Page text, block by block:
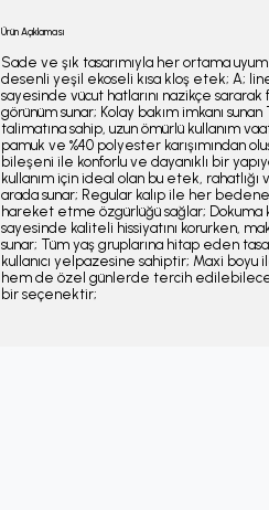
Ürün Açıklaması
Sade ve şık tasarımıyla her ortama
desenli yeşil ekoseli kısa kloş etek; A;
sayesinde vücut hatlarını nazikçe
görünüm sunar; Kolay bakım imkanı sunan
talimatına sahip, uzun ömürlü kullanım
pamuk ve %40 polyester karışımından
bileşeni ile konforlu ve dayanıklı bir
kullanım için ideal olan bu etek, rahatlığı
arada sunar; Regular kalıp ile her
hareket etme özgürlüğü sağlar; Dokuma
sayesinde kaliteli hissiyatını korurken,
sunar; Tüm yaş gruplarına hitap eden
kullanıcı yelpazesine sahiptir; Maxi boyu
hem de özel günlerde tercih
bir seçenektir;